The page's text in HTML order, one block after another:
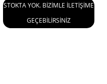
STOKTA YOK. BİZİMLE İLETİŞİME
GEÇEBİLİRSİNİZ